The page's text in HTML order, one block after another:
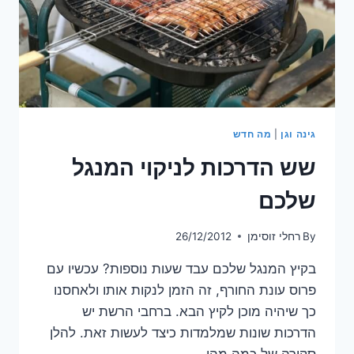
גינה וגן מה חדש
שש הדרכות לניקוי המנגל
שלכם
By רחלי זוסימן 26/12/2012
בקיץ המנגל שלכם עבד שעות נוספות? עכשיו עם
פרוס עונת החורף, זה הזמן לנקות אותו ולאחסנו
כך שיהיה מוכן לקיץ הבא. ברחבי הרשת יש
הדרכות שונות שמלמדות כיצד לעשות זאת. להלן